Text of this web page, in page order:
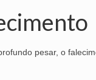
pesar, o